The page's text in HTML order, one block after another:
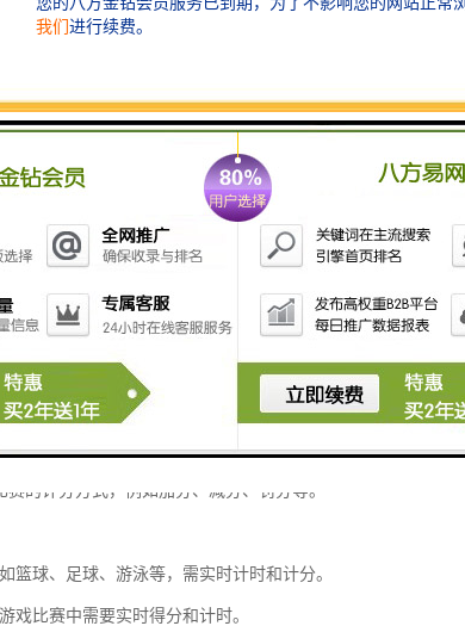
括时间、得分、参与者信息等。
进展，帮助裁判和观众了解当前状态。
时，确保信息准确和及时。
成图表和统计报表，便于后续的评价和总结。
：
的计分方式，例如加分、减分、罚分等。
篮球、足球、游泳等，需实时计时和计分。
戏比赛中需要实时得分和计时。